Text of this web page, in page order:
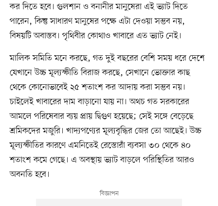
কর দিতে হবে। গুলশান ও বনানীর মানুষেরা এই ভ্যাট দিতে
পারেন, কিন্তু সাধারণ মানুষের পক্ষে এটা দেওয়া সম্ভব নয়,
বিষয়টি অবাস্তব। পৃথিবীর কোথাও খাবারে এত ভ্যাট নেই।
মালিক সমিতি মনে করছে, গত দুই বছরের বেশি সময় ধরে দেশে
যেখানে উচ্চ মূল্যস্ফীতি বিরাজ করছে, সেখানে ভোক্তার কাছ
থেকে কোনোভাবেই ২৫ শতাংশ কর আদায় করা সম্ভব নয়।
চাইলেই খাবারের দাম বাড়ানো যায় না। অথচ গত সরকারের
আমলে পরিষেবার ব্যয় প্রায় দ্বিগুণ হয়েছে; সেই সঙ্গে বেড়েছে
শ্রমিকদের মজুরি। খাদ্যপণ্যের মূল্যবৃদ্ধির জের তো আছেই। উচ্চ
মূল্যস্ফীতির কারণে এমনিতেই রেস্তোরাঁ ব্যবসা ৩০ থেকে ৪০
শতাংশ কমে গেছে। এ অবস্থায় ভ্যাট বাড়লে পরিস্থিতির আরও
অবনতি হবে।